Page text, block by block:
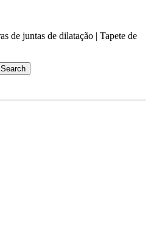
de juntas de dilatação | Tapete de